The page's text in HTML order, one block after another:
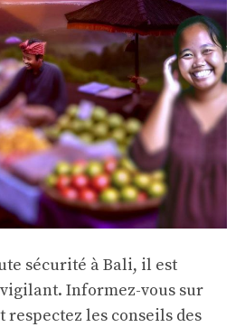
sécurité à Bali, il est
Informez-vous sur
respectez les conseils des